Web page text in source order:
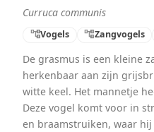
Curruca communis
account_treeVogels account_treeZangvogels
De grasmus is een kleine
herkenbaar aan zijn
witte keel. Het mannetje
Deze vogel komt voor in
en braamstruiken, waar